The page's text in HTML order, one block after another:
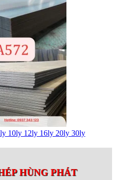
10ly 12ly 16ly 20ly 30ly
HÙNG PHÁT